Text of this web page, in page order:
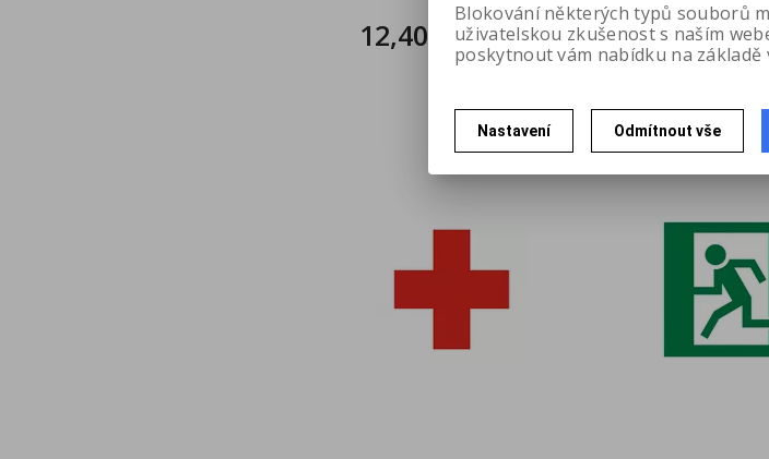
12,40 Kčbez DPH 12,40 Kč
Blokování některých typů souborů
uživatelskou zkušenost s naším
poskytnout vám nabídku na základě
Nastavení Odmítnout vše